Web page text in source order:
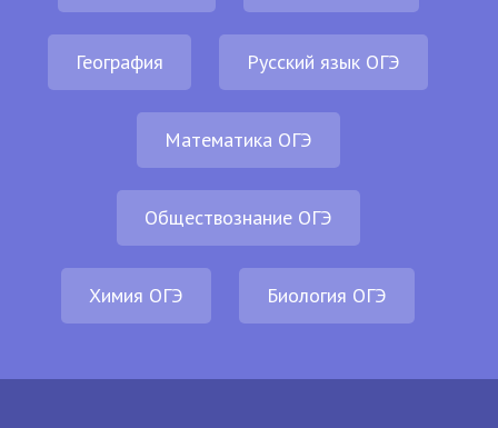
География Русский язык ОГЭ
Математика ОГЭ
Обществознание ОГЭ
Химия ОГЭ Биология ОГЭ